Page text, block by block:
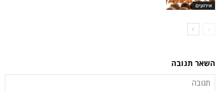
אירועים
השאר תגובה